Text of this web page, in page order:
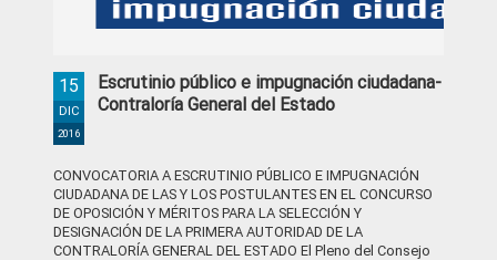
Escrutinio público e impugnación ciudadana-
Contraloría General del Estado
15
DIC
2016
CONVOCATORIA A ESCRUTINIO PÚBLICO E IMPUGNACIÓN
CIUDADANA DE LAS Y LOS POSTULANTES EN EL CONCURSO
DE OPOSICIÓN Y MÉRITOS PARA LA SELECCIÓN Y
DESIGNACIÓN DE LA PRIMERA AUTORIDAD DE LA
CONTRALORÍA GENERAL DEL ESTADO El Pleno del Consejo